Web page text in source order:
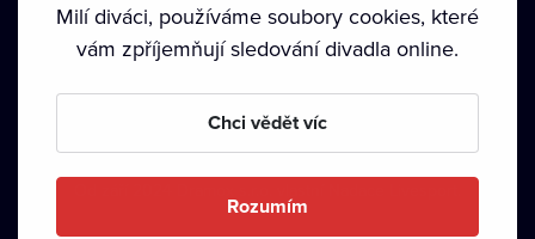
Podmínky používání • Ochrana soukromí • Zásady používání
• Autorská práva•
Milí diváci, používáme soubory cookies, které
vám zpříjemňují sledování divadla online.
Chci vědět víc
Rozumím